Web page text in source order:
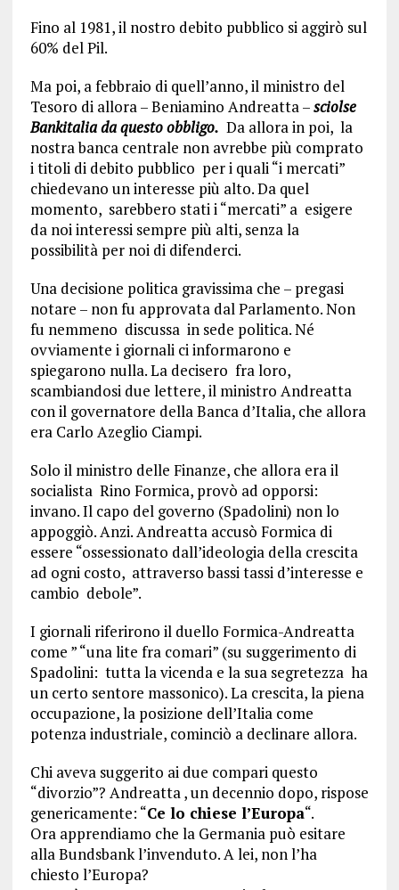
Fino al 1981, il nostro debito pubblico si aggirò sul
60% del Pil.
Ma poi, a febbraio di quell’anno, il ministro del
Tesoro di allora – Beniamino Andreatta –sciolse
Bankitalia da questo obbligo. Da allora in poi, la
nostra banca centrale non avrebbe più comprato
i titoli di debito pubblico per i quali “i mercati”
chiedevano un interesse più alto. Da quel
momento, sarebbero stati i “mercati” a esigere
da noi interessi sempre più alti, senza la
possibilità per noi di difenderci.
Una decisione politica gravissima che – pregasi
notare – non fu approvata dal Parlamento. Non
fu nemmeno discussa in sede politica. Né
ovviamente i giornali ci informarono e
spiegarono nulla. La decisero fra loro,
scambiandosi due lettere, il ministro Andreatta
con il governatore della Banca d’Italia, che allora
era Carlo Azeglio Ciampi.
Solo il ministro delle Finanze, che allora era il
socialista Rino Formica, provò ad opporsi:
invano. Il capo del governo (Spadolini) non lo
appoggiò. Anzi. Andreatta accusò Formica di
essere “ossessionato dall’ideologia della crescita
ad ogni costo, attraverso bassi tassi d’interesse e
cambio debole”.
I giornali riferirono il duello Formica-Andreatta
come ” “una lite fra comari” (su suggerimento di
Spadolini: tutta la vicenda e la sua segretezza ha
un certo sentore massonico). La crescita, la piena
occupazione, la posizione dell’Italia come
potenza industriale, cominciò a declinare allora.
Chi aveva suggerito ai due compari questo
“divorzio”? Andreatta , un decennio dopo, rispose
genericamente: “Ce lo chiese l’Europa“.
Ora apprendiamo che la Germania può esitare
alla Bundsbank l’invenduto. A lei, non l’ha
chiesto l’Europa?